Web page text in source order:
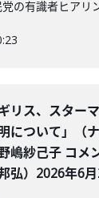
の有識者ヒアリ
ギリス、スター
について」（
嶋紗己子 コメ
弘）2026年6